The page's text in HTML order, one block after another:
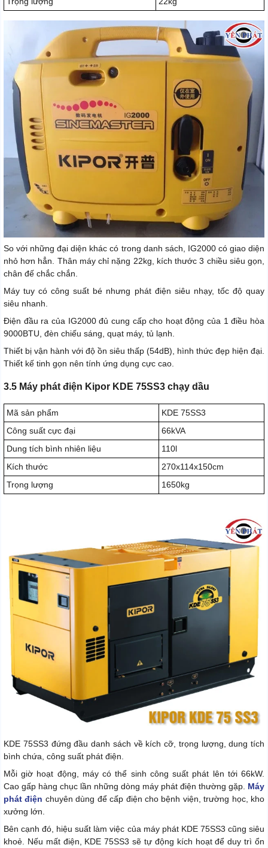
So với những đại diện khác có trong danh sách, IG2000 có giao diện
nhỏ hơn hẳn. Thân máy chỉ nặng 22kg, kích thước 3 chiều siêu gọn,
chân đế chắc chắn.
Máy tuy có công suất bé nhưng phát điện siêu nhạy, tốc độ quay
siêu nhanh.
Điện đầu ra của IG2000 đủ cung cấp cho hoạt động của 1 điều hòa
9000BTU, đèn chiếu sáng, quạt máy, tủ lạnh.
Thiết bị vận hành với độ ồn siêu thấp (54dB), hình thức đẹp hiện đại.
Thiết kế tinh gọn nên tính ứng dụng cực cao.
3.5 Máy phát điện Kipor KDE 75SS3 chạy dầu
Mã sản phẩm
KDE 75SS3
Công suất cực đại
66kVA
Dung tích bình nhiên liệu
110l
Kích thước
270x114x150cm
Trọng lượng
1650kg
KDE 75SS3 đứng đầu danh sách về kích cỡ, trọng lượng, dung tích
bình chứa, công suất phát điện.
Mỗi giờ hoạt động, máy có thể sinh công suất phát lên tới 66kW.
Cao gấp hàng chục lần những dòng máy phát điện thường gặp. Máy
phát điện chuyên dùng để cấp điện cho bệnh viện, trường học, kho
xưởng lớn.
Bên cạnh đó, hiệu suất làm việc của máy phát KDE 75SS3 cũng siêu
khoẻ. Nếu mất điện, KDE 75SS3 sẽ tự động kích hoạt để duy trì ổn